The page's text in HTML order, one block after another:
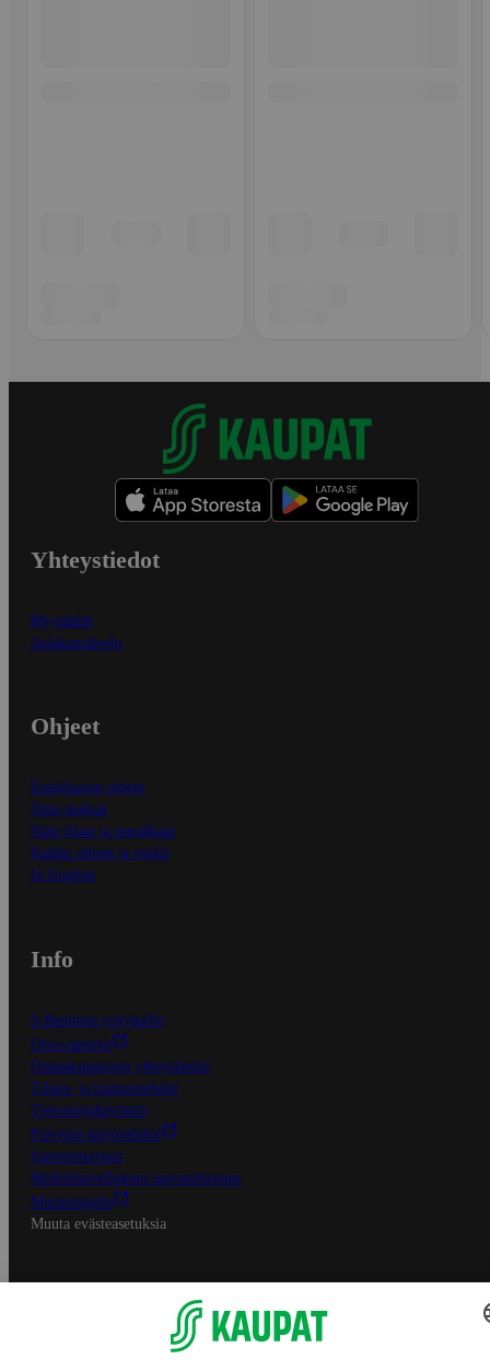
Yhteystiedot
Myymälät
Asiakaspalvelu
Ohjeet
Ensitilaajan ohjeet
Näin maksat
Näin tilaat ja muokkaat
Kaikki ohjeet ja vinkit
In English
Info
S-Business yrityksille
Oiva-raportit
Osuuskauppojen yhteystiedot
Tilaus- ja toimitusehdot
Tietosuojakäytäntö
Palvelun käyttöehdot
Saavutettavuus
Mobiilisovelluksen saavutettavuus
Mainostajalle
Muuta evästeasetuksia
S-ryhmän palvelut